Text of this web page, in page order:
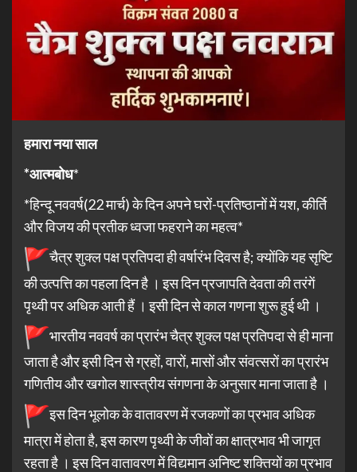
हमारा नया साल
*आत्मबोध*
*हिन्दू नववर्ष(22 मार्च) के दिन अपने घरों-प्रतिष्ठानों में यश, कीर्ति
और विजय की प्रतीक ध्वजा फहराने का महत्व*
चैत्र शुक्ल पक्ष प्रतिपदा ही वर्षारंभ दिवस है; क्योंकि यह सृष्टि
की उत्पत्ति का पहला दिन है । इस दिन प्रजापति देवता की तरंगें
पृथ्वी पर अधिक आती हैं । इसी दिन से काल गणना शुरू हुई थी ।
भारतीय नववर्ष का प्रारंभ चैत्र शुक्ल पक्ष प्रतिपदा से ही माना
जाता है और इसी दिन से ग्रहों, वारों, मासों और संवत्सरों का प्रारंभ
गणितीय और खगोल शास्त्रीय संगणना के अनुसार माना जाता है ।
इस दिन भूलोक के वातावरण में रजकणों का प्रभाव अधिक
मात्रा में होता है, इस कारण पृथ्वी के जीवों का क्षात्रभाव भी जागृत
रहता है । इस दिन वातावरण में विद्यमान अनिष्ट शक्तियों का प्रभाव